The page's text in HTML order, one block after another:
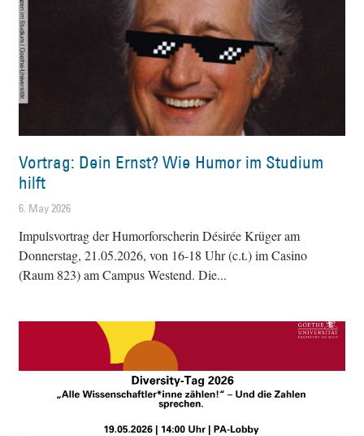
Vortrag: Dein Ernst? Wie Humor im Studium
hilft
6. May 2026
Impulsvortrag der Humorforscherin Désirée Krüger am
Donnerstag, 21.05.2026, von 16-18 Uhr (c.t.) im Casino
(Raum 823) am Campus Westend. Die